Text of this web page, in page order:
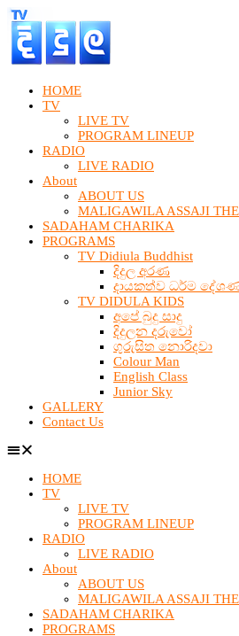
HOME
TV
LIVE TV
PROGRAM LINEUP
RADIO
LIVE RADIO
About
ABOUT US
MALIGAWILA ASSAJI
SADAHAM CHARIKA
PROGRAMS
TV Didiula Buddhist
දිදුල අරණ
දායකත්ව ධර්ම
TV DIDULA KIDS
අපේ බුදු සාදු
දිදුලන දරුවෝ
ගුරුසිත නොරිදවා
Colour Man
English Class
Junior Sky
GALLERY
Contact Us
HOME
TV
LIVE TV
PROGRAM LINEUP
RADIO
LIVE RADIO
About
ABOUT US
MALIGAWILA ASSAJI
SADAHAM CHARIKA
PROGRAMS